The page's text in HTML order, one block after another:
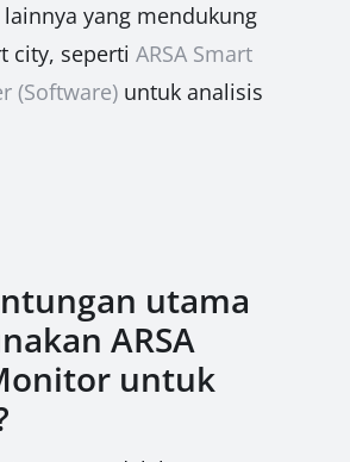
yang mendukung
city, seperti ARSA Smart
(Software)untuk analisis
utama
ARSA
untuk